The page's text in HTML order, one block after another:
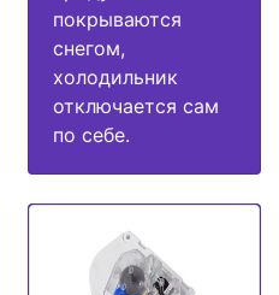
покрываются
снегом,
холодильник
отключается сам
по себе.